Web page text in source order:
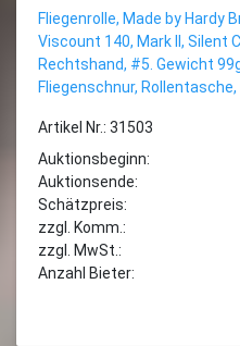
Fliegenrolle, Made by Hardy
Viscount 140, Mark II, Silent
Rechtshand, #5. Gewicht
Fliegenschnur,
Artikel Nr.: 31503
Auktionsbeginn:
Auktionsende:
Schätzpreis:
zzgl. Komm.:
zzgl. MwSt.:
Anzahl Bieter: